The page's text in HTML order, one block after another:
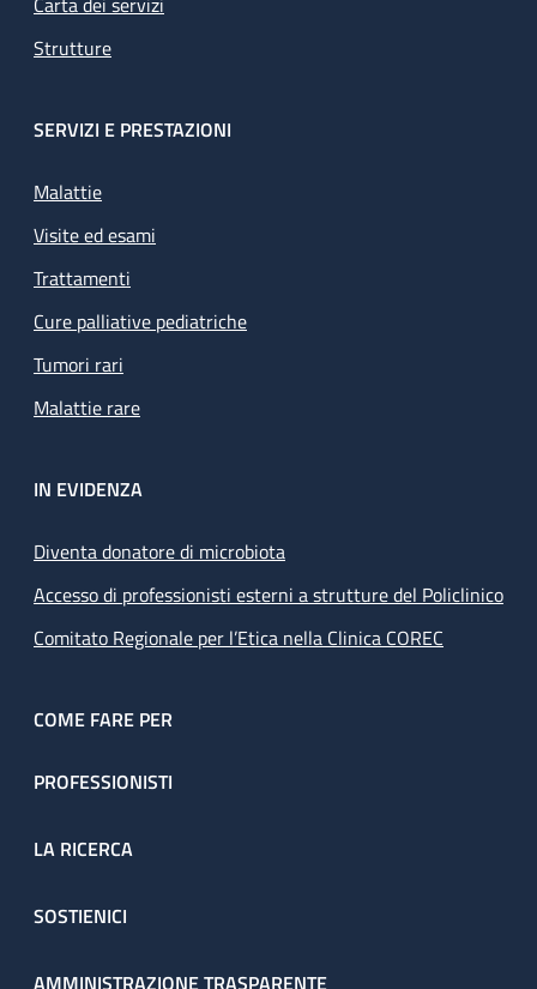
Strutture
SERVIZI E PRESTAZIONI
Malattie
Visite ed esami
Trattamenti
Cure palliative pediatriche
Tumori rari
Malattie rare
IN EVIDENZA
Diventa donatore di microbiota
Accesso di professionisti esterni a strutture del Policlinico
Comitato Regionale per l’Etica nella Clinica COREC
COME FARE PER
PROFESSIONISTI
LA RICERCA
SOSTIENICI
AMMINISTRAZIONE TRASPARENTE